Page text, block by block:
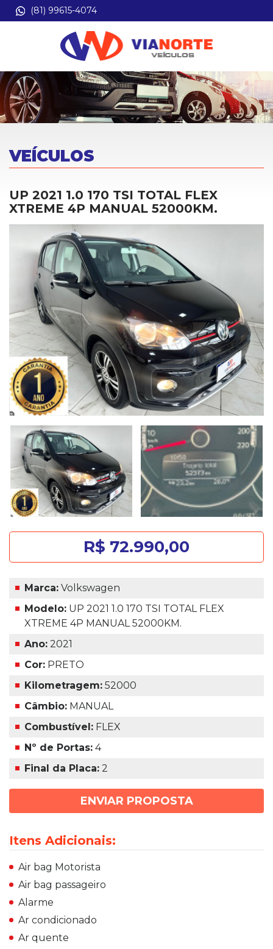
(81) 99615-4074
VEÍCULOS
UP 2021 1.0 170 TSI TOTAL FLEX
XTREME 4P MANUAL 52000KM.
R$ 72.990,00
Marca: Volkswagen
Modelo: UP 2021 1.0 170 TSI TOTAL FLEX
XTREME 4P MANUAL 52000KM.
Ano: 2021
Cor: PRETO
Kilometragem: 52000
Câmbio: MANUAL
Combustível: FLEX
Nº de Portas: 4
Final da Placa: 2
ENVIAR PROPOSTA
Itens Adicionais:
Air bag Motorista
Air bag passageiro
Alarme
Ar condicionado
Ar quente